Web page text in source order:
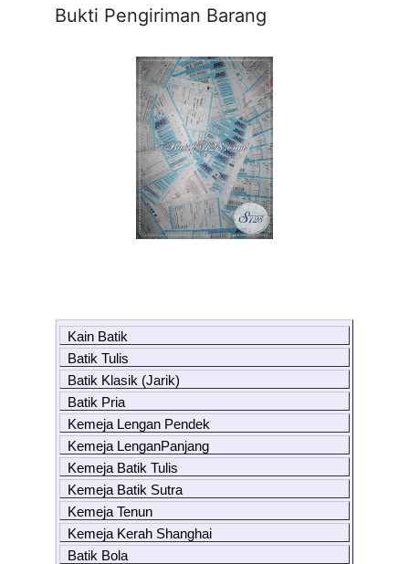
Bukti Pengiriman Barang
Kain Batik
Batik Tulis
Batik Klasik (Jarik)
Batik Pria
Kemeja Lengan Pendek
Kemeja LenganPanjang
Kemeja Batik Tulis
Kemeja Batik Sutra
Kemeja Tenun
Kemeja Kerah Shanghai
Batik Bola